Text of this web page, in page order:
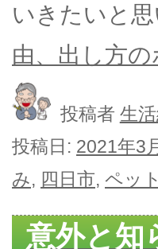
いきたいと思
由、出し方
投稿者 生
投稿日: 2021年3
み, 四日市, ペッ
意外と知